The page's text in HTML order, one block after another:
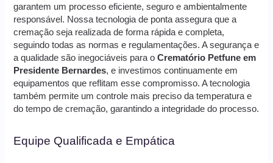
garantem um processo eficiente, seguro e ambientalmente
responsável. Nossa tecnologia de ponta assegura que a
cremação seja realizada de forma rápida e completa,
seguindo todas as normas e regulamentações. A segurança e
a qualidade são inegociáveis para oCrematório Petfune em
Presidente Bernardes, e investimos continuamente em
equipamentos que reflitam esse compromisso. A tecnologia
também permite um controle mais preciso da temperatura e
do tempo de cremação, garantindo a integridade do processo.
Equipe Qualificada e Empática